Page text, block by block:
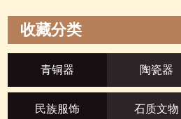
收藏分类
青铜器 陶瓷器
民族服饰 石质文物